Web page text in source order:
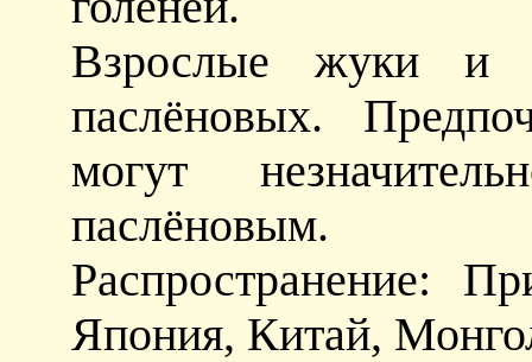
Взрослые жуки и
паслёновых.
могут
паслёновым.
Распространение:
Япония, Китай,